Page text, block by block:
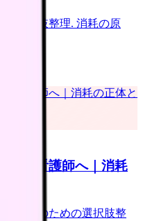
選択肢整理. 消耗の原
たい看護師へ｜消耗
護師のための選択肢整